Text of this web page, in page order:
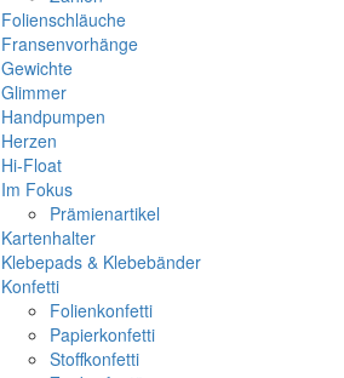
Folienschläuche
Fransenvorhänge
Gewichte
Glimmer
Handpumpen
Herzen
Hi-Float
Im Fokus
Prämienartikel
Kartenhalter
Klebepads & Klebebänder
Konfetti
Folienkonfetti
Papierkonfetti
Stoffkonfetti